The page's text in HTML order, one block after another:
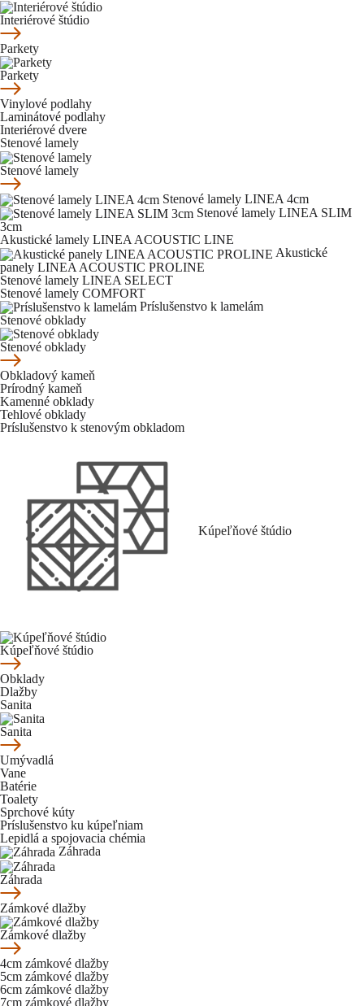
Interiérové štúdio
Parkety
Parkety
Vinylové podlahy
Laminátové podlahy
Interiérové dvere
Stenové lamely
Stenové lamely
Stenové lamely LINEA 4cm
Stenové lamely LINEA SLIM
3cm
Akustické lamely LINEA ACOUSTIC LINE
Akustické
panely LINEA ACOUSTIC PROLINE
Stenové lamely LINEA SELECT
Stenové lamely COMFORT
Príslušenstvo k lamelám
Stenové obklady
Stenové obklady
Obkladový kameň
Prírodný kameň
Kamenné obklady
Tehlové obklady
Príslušenstvo k stenovým obkladom
Kúpeľňové štúdio
Kúpeľňové štúdio
Obklady
Dlažby
Sanita
Sanita
Umývadlá
Vane
Batérie
Toalety
Sprchové kúty
Príslušenstvo ku kúpeľniam
Lepidlá a spojovacia chémia
Záhrada
Záhrada
Zámkové dlažby
Zámkové dlažby
4cm zámkové dlažby
5cm zámkové dlažby
6cm zámkové dlažby
7cm zámkové dlažby